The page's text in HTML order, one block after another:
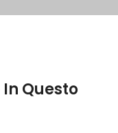
In Questo